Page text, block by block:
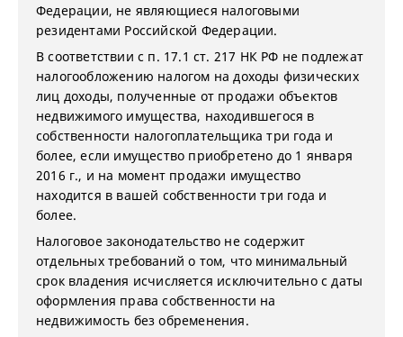
Федерации, не являющиеся налоговыми
резидентами Российской Федерации.
В соответствии с п. 17.1 ст. 217 НК РФ не подлежат
налогообложению налогом на доходы физических
лиц доходы, полученные от продажи объектов
недвижимого имущества, находившегося в
собственности налогоплательщика три года и
более, если имущество приобретено до 1 января
2016 г., и на момент продажи имущество
находится в вашей собственности три года и
более.
Налоговое законодательство не содержит
отдельных требований о том, что минимальный
срок владения исчисляется исключительно с даты
оформления права собственности на
недвижимость без обременения.